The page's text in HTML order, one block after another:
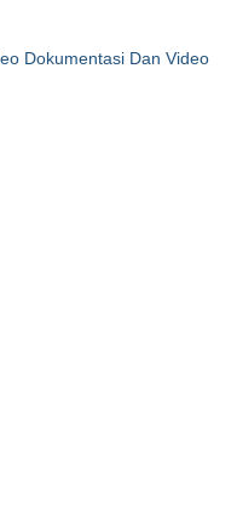
Dokumentasi Dan Video